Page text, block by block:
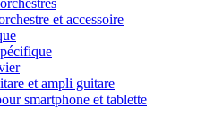
et accessoire
et ampli guitare
smartphone et tablette